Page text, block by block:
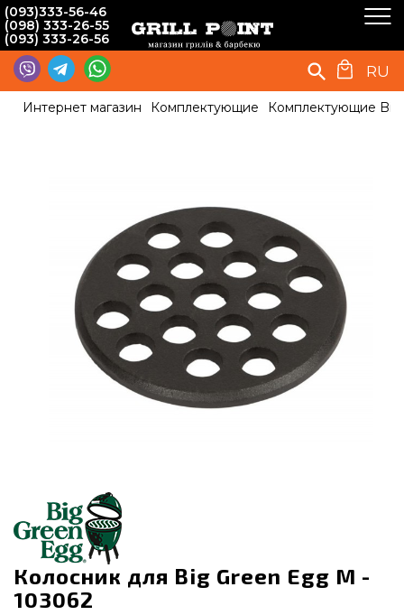
(093)333-56-46
(098) 333-26-55
(093) 333-26-56
RU
Интернет магазин Комплектующие Комплектующие Big
Колосник для Big Green Egg M -
103062